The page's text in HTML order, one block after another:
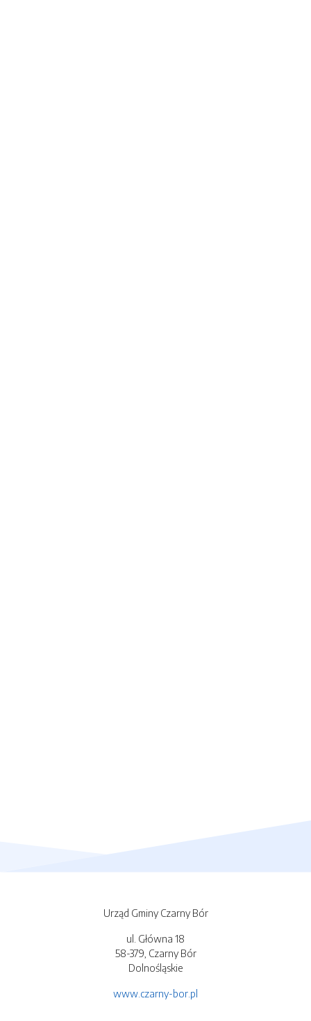
Urząd Gminy Czarny Bór
ul. Główna 18
58-379, Czarny Bór
Dolnośląskie
www.czarny-bor.pl